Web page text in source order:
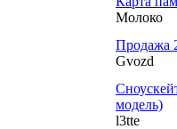
Молоко
Продажа
Gvozd
модель)
l3tte